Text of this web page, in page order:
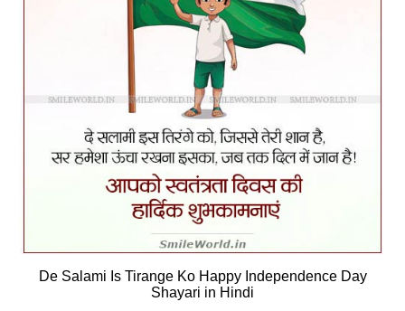
De Salami Is Tirange Ko Happy Independence Day
Shayari in Hindi